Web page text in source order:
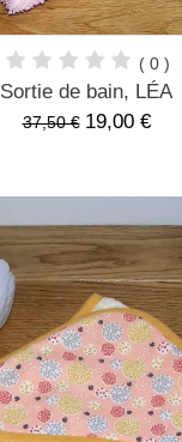
( 0 )
Sortie de bain, LÉA
37,50 € 19,00 €